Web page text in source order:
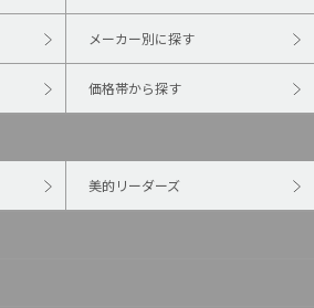
メーカー別に探す
価格帯から探す
美的リーダーズ